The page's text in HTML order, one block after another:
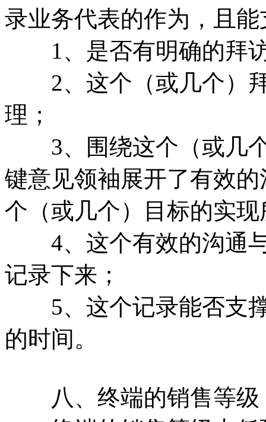
录业务代表的作为，且
1、是否有明确的拜
2、这个（或几个）拜
理；
3、围绕这个（或几个
键意见领袖展开了有效
个（或几个）目标的实
4、这个有效的沟通与
记录下来；
5、这个记录能否支撑
的时间。
八、终端的销售等级